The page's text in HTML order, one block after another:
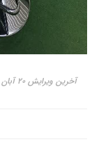
آخرین ویرایش ۲۰ آبان ۱۴۰۴